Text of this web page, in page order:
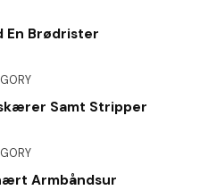
En Brødrister
Samt Stripper
Armbåndsur